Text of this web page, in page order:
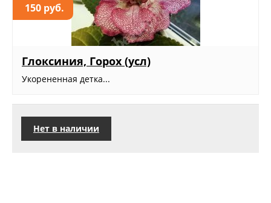
150 руб.
Глоксиния, Горох (усл)
Укорененная детка...
Нет в наличии